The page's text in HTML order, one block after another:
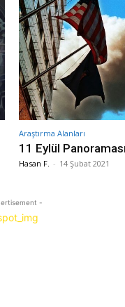
Araştırma Alanları
11 Eylül
Hasan F. - 14 Şubat 2021
-